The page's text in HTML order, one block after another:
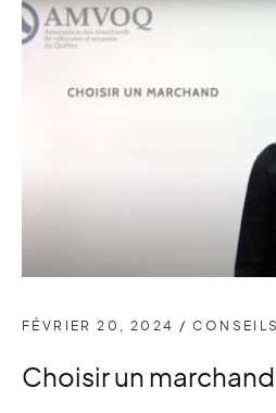
FÉVRIER 20, 2024 /
Choisir un marchand